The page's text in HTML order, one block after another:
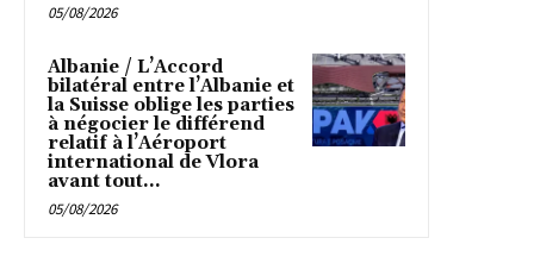
05/08/2026
Albanie / L’Accord
bilatéral entre l’Albanie et
la Suisse oblige les parties
à négocier le différend
relatif à l’Aéroport
international de Vlora
avant tout...
05/08/2026